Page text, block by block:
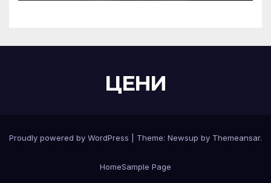
ЦЕНИ
Proudly powered by WordPress Theme: Newsup by Themeansar.
HomeSample Page